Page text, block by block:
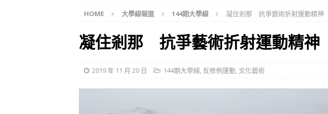
HOME 大學線報道 144期大學線 凝住剎那 抗爭藝術折射運動精神
凝住剎那 抗爭藝術折射運動精神
2019 年 11 月 20 日 144期大學線, 反修例運動,文化藝術